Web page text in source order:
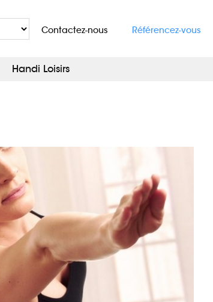
Contactez-nous Référencez-vous
Handi Loisirs